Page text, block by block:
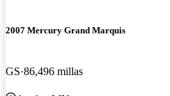
2007 Mercury Grand Marquis
GS 86,496 millas